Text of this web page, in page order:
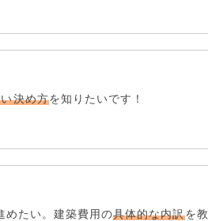
決め方を知りたいです！
めたい 。建築費用の具体的な内訳を